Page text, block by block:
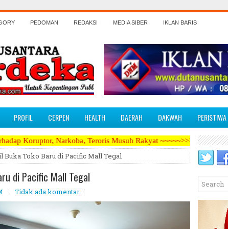
PEDOMAN REDAKSI MEDIA SIBER IKLAN BARIS
PROFIL CERPEN HEALTH DAERAH DAKWAH PERISTIWA
Teroris Musuh Rakyat ~~~~~>>>>> Kami Menerima Artikel,
Buka Toko Baru di Pacific Mall Tegal
di Pacific Mall Tegal
Tidak ada komentar